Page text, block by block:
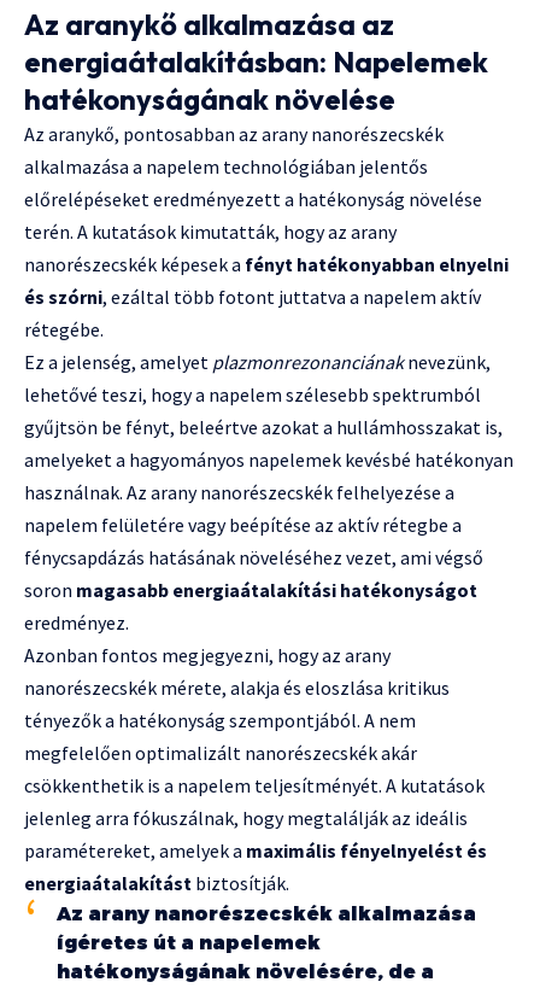
Az aranykő alkalmazása az
energiaátalakításban: Napelemek
hatékonyságának növelése
Az aranykő, pontosabban az arany nanorészecskék
alkalmazása a napelem technológiában jelentős
előrelépéseket eredményezett a hatékonyság növelése
terén. A kutatások kimutatták, hogy az arany
nanorészecskék képesek a fényt hatékonyabban elnyelni
és szórni, ezáltal több fotont juttatva a napelem aktív
rétegébe.
Ez a jelenség, amelyet plazmonrezonanciánaknevezünk,
lehetővé teszi, hogy a napelem szélesebb spektrumból
gyűjtsön be fényt, beleértve azokat a hullámhosszakat is,
amelyeket a hagyományos napelemek kevésbé hatékonyan
használnak. Az arany nanorészecskék felhelyezése a
napelem felületére vagy beépítése az aktív rétegbe a
fénycsapdázás hatásának növeléséhez vezet, ami végső
soron magasabb energiaátalakítási hatékonyságot
eredményez.
Azonban fontos megjegyezni, hogy az arany
nanorészecskék mérete, alakja és eloszlása kritikus
tényezők a hatékonyság szempontjából. A nem
megfelelően optimalizált nanorészecskék akár
csökkenthetik is a napelem teljesítményét. A kutatások
jelenleg arra fókuszálnak, hogy megtalálják az ideális
paramétereket, amelyek a maximális fényelnyelést és
energiaátalakítást biztosítják.
Az arany nanorészecskék alkalmazása
ígéretes út a napelemek
hatékonyságának növelésére, de a